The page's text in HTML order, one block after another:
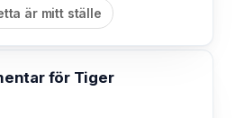
är mitt ställe
för Tiger